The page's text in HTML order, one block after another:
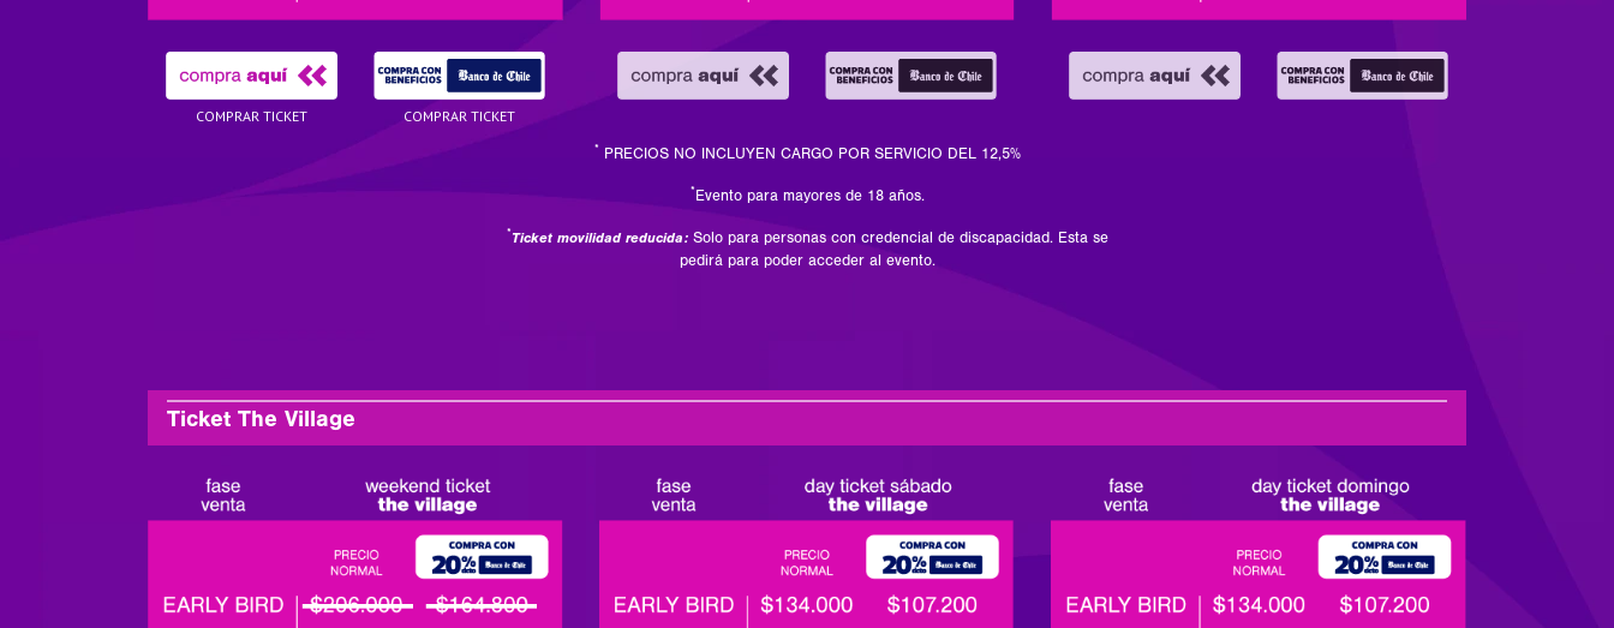
COMPRAR TICKET COMPRAR TICKET
* PRECIOS NO INCLUYEN CARGO POR SERVICIO DEL 12,5%
*Evento para mayores de 18 años.
*Ticket movilidad reducida:Solo para personas con credencial de discapacidad. Esta se
pedirá para poder acceder al evento.
Ticket The Village